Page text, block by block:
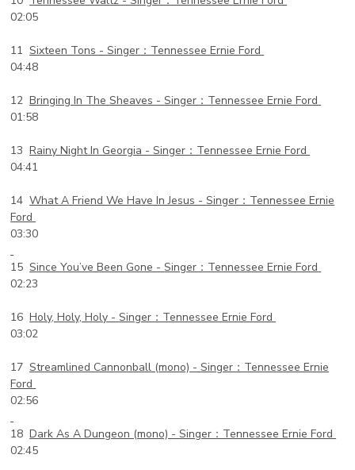
02:05
11Sixteen Tons -Singer：Tennessee Ernie Ford
04:48
12Bringing In The Sheaves -Singer：Tennessee Ernie Ford
01:58
13Rainy Night In Georgia -Singer：Tennessee Ernie Ford
04:41
14What A Friend We Have In Jesus -Singer：Tennessee Ernie
Ford
03:30
15Since You’ve Been Gone -Singer：Tennessee Ernie Ford
02:23
16Holy, Holy, Holy -Singer：Tennessee Ernie Ford
03:02
17Streamlined Cannonball (mono) -Singer：Tennessee Ernie
Ford
02:56
18Dark As A Dungeon (mono) -Singer：Tennessee Ernie Ford
02:45